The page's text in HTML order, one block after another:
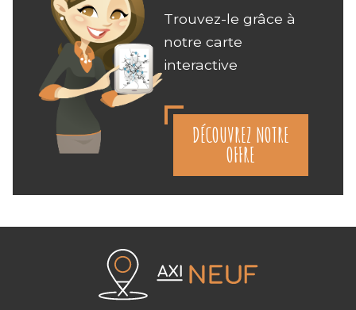
Trouvez-le grâce à
notre carte
interactive
DÉCOUVREZ NOTRE
OFFRE